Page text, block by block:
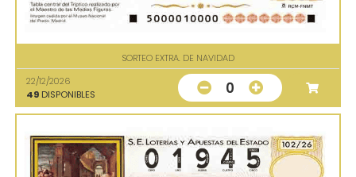
SORTEO EXTRA. DE NAVIDAD
22/12/2026
49 DISPONIBLES 0